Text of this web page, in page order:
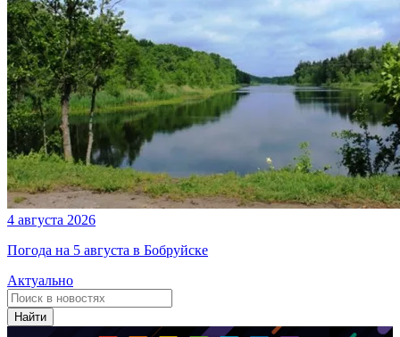
4 августа 2026
Погода на 5 августа в Бобруйске
Актуально
Найти